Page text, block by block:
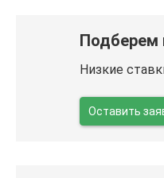
Подберем
Низкие
Оставить